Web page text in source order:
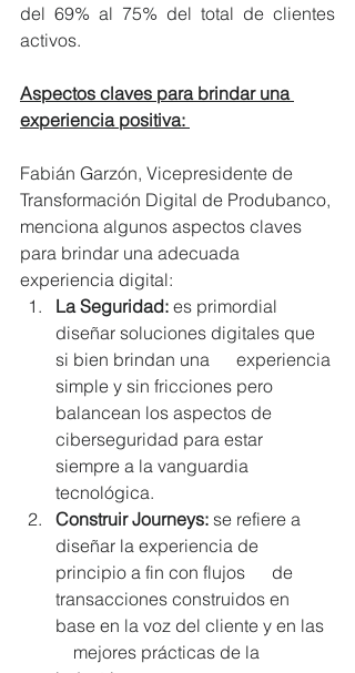
del 69% al 75% del total de clientes
activos.
Aspectos claves para brindar una
experiencia positiva:
Fabián Garzón, Vicepresidente de
Transformación Digital de Produbanco,
menciona algunos aspectos claves
para brindar una adecuada
experiencia digital:
La Seguridad: es primordial
diseñar soluciones digitales que
si bien brindan una      experiencia
simple y sin fricciones pero
balancean los aspectos de
ciberseguridad para estar
siempre a la vanguardia
tecnológica.
Construir Journeys: se refiere a
diseñar la experiencia de
principio a fin con flujos      de
transacciones construidos en
base en la voz del cliente y en las
    mejores prácticas de la